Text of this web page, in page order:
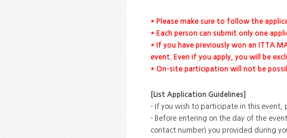
* Please make sure to follow the
* Each person can submit only one
* If you have previously won an ITTA
event. Even if you apply, you will be
* On-site participation will not be
[List Application Guidelines]
- If you wish to participate in this event,
- Before entering on the day of the
contact number) you provided during